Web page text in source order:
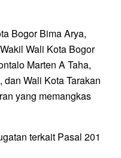
Bogor Bima Arya,
Wali Kota Bogor
Marten A Taha,
Wali Kota Tarakan
yang memangkas
terkait Pasal 201